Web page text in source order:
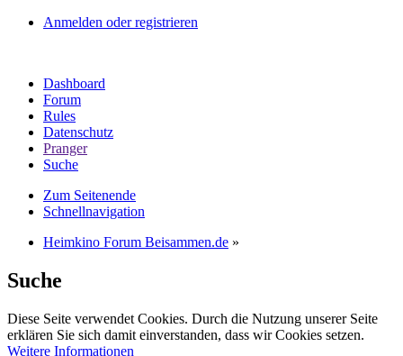
Anmelden oder registrieren
Dashboard
Forum
Rules
Datenschutz
Pranger
Suche
Zum Seitenende
Schnellnavigation
Heimkino Forum Beisammen.de »
Suche
Diese Seite verwendet Cookies. Durch die Nutzung unserer Seite
erklären Sie sich damit einverstanden, dass wir Cookies setzen.
Weitere Informationen